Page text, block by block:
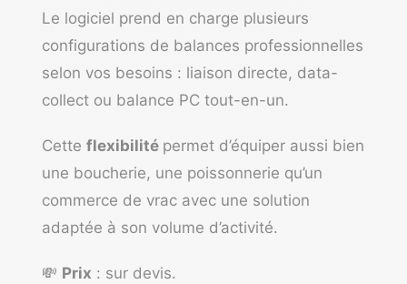
Le logiciel prend en charge plusieurs
configurations de balances professionnelles
selon vos besoins : liaison directe, data-
collect ou balance PC tout-en-un.
Cette flexibilité permet d’équiper aussi bien
une boucherie, une poissonnerie qu’un
commerce de vrac avec une solution
adaptée à son volume d’activité.
💸 Prix : sur devis.